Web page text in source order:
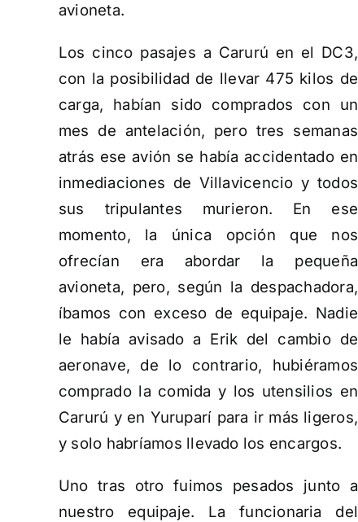
avioneta.
Los cinco pasajes a Carurú en el DC3,
con la posibilidad de llevar 475 kilos de
carga, habían sido comprados con un
mes de antelación, pero tres semanas
atrás ese avión se había accidentado en
inmediaciones de Villavicencio y todos
sus tripulantes murieron. En ese
momento, la única opción que nos
ofrecían era abordar la pequeña
avioneta, pero, según la despachadora,
íbamos con exceso de equipaje. Nadie
le había avisado a Erik del cambio de
aeronave, de lo contrario, hubiéramos
comprado la comida y los utensilios en
Carurú y en Yuruparí para ir más ligeros,
y solo habríamos llevado los encargos.
Uno tras otro fuimos pesados junto a
nuestro equipaje. La funcionaria del